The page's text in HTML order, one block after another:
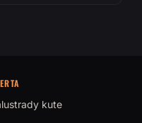
kute